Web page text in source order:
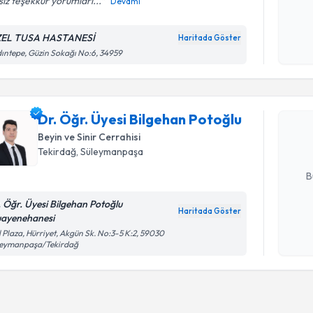
TUSA HASTANESİ Haritada Göster
Güzin Sokağı No:6, 34959
Dr. Öğr. Üyesi Bilgehan Potoğlu
Beyin ve Sinir Cerrahisi
Tekirdağ, Süleymanpaşa
Öğr. Üyesi Bilgehan Potoğlu
Haritada Göster
Plaza, Hürriyet, Akgün Sk. No:3-5 K:2, 59030
Tekirdağ